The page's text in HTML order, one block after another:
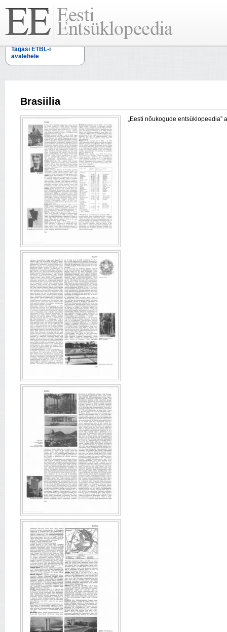
Tagasi ETBL-i
avalehele
Brasiilia
„Eesti nõukogude entsüklopeedia”